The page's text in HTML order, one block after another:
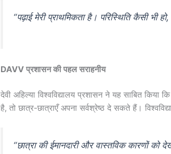
“पढ़ाई मेरी प्राथमिकता है। परिस्थिति कैसी भी
DAVV प्रशासन की पहल सराहनीय
देवी अहिल्या विश्वविद्यालय प्रशासन ने यह साबित किया
है, तो छात्र-छात्राएँ अपना सर्वश्रेष्ठ दे सकते हैं।
“छात्रा की ईमानदारी और वास्तविक कारणों को